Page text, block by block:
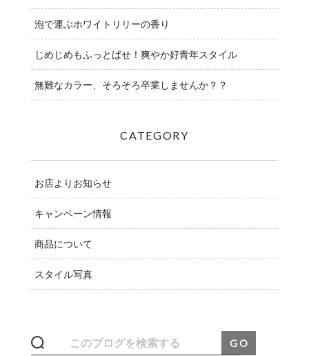
泡で運ぶホワイトリリーの香り
じめじめもふっとばせ！爽やか好青年スタイル
無難なカラー、そろそろ卒業しませんか？？
CATEGORY
お店よりお知らせ
キャンペーン情報
商品について
スタイル写真